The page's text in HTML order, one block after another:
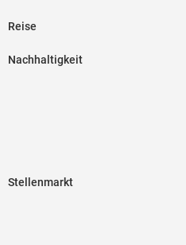
Reise
Nachhaltigkeit
Stellenmarkt